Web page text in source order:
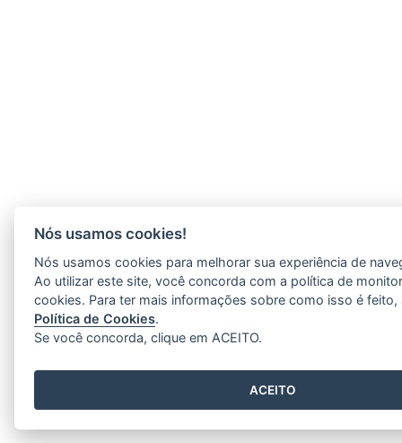
Nós usamos cookies!
Nós usamos cookies para melhorar sua experiência de
Ao utilizar este site, você concorda com a política de
cookies. Para ter mais informações sobre como isso é
Política de Cookies.
Se você concorda, clique em ACEITO.
ACEITO